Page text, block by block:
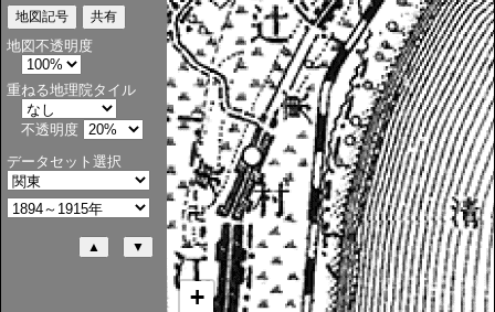
+
地図不透明度
重ねる地理院タイル
不透明度
データセット選択